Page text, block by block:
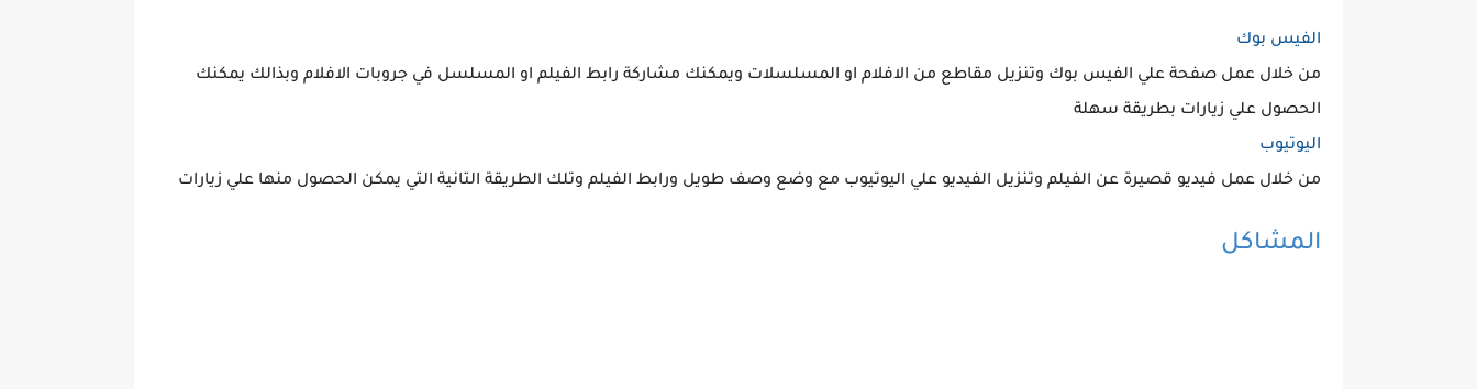
الفيس بوك
من خلال عمل صفحة علي الفيس بوك وتنزيل مقاطع من الافلام او المسلسلات ويمكنك مشاركة رابط الفيلم او المسلسل في جروبات الافلام وبذالك يمكنك
الحصول علي زيارات بطريقة سهلة
اليوتيوب
من خلال عمل فيديو قصيرة عن الفيلم وتنزيل الفيديو علي اليوتيوب مع وضع وصف طويل ورابط الفيلم وتلك الطريقة التانية التي يمكن الحصول منها علي زيارات
المشاكل